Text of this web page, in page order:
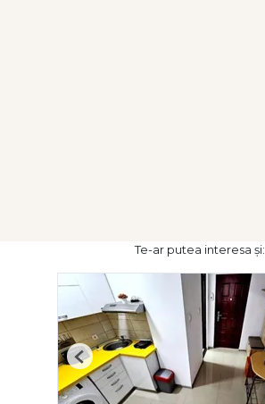
Te-ar putea interesa și:
Previous